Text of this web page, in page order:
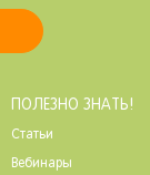
ПОЛЕЗНО ЗНАТЬ!
Статьи
Вебинары